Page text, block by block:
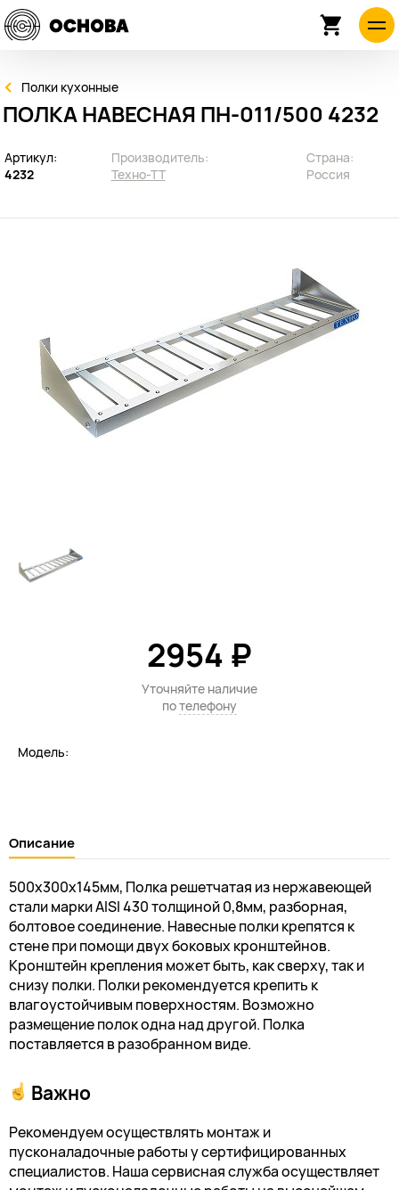
Полки кухонные
ПОЛКА НАВЕСНАЯ ПН-011/500 4232
Артикул:
4232
Производитель:
Техно-ТТ
Страна:
Россия
Модель:
2954 ₽
Уточняйте наличие
потелефону
Описание
500х300х145мм, Полка решетчатая из нержавеющей
стали марки AISI 430 толщиной 0,8мм, разборная,
болтовое соединение. Навесные полки крепятся к
стене при помощи двух боковых кронштейнов.
Кронштейн крепления может быть, как сверху, так и
снизу полки. Полки рекомендуется крепить к
влагоустойчивым поверхностям. Возможно
размещение полок одна над другой. Полка
поставляется в разобранном виде.
Важно
Рекомендуем осуществлять монтаж и
пусконаладочные работы у сертифицированных
специалистов. Наша сервисная служба осуществляет